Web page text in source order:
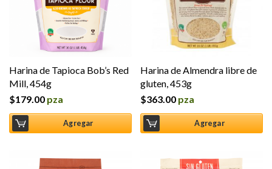
Harina de Tapioca Bob’s Red
Mill, 454g
$179.00 pza
Agregar
Harina de Almendra libre de
gluten, 453g
$363.00 pza
Agregar